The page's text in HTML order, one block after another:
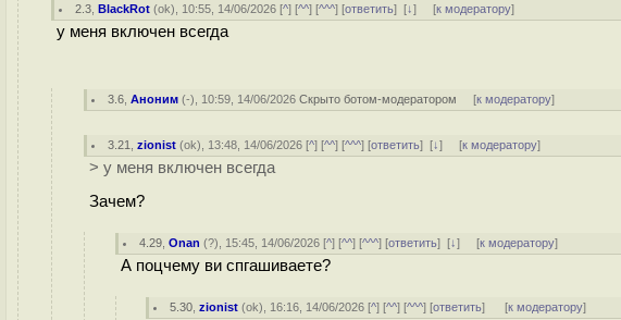
2.3 ,BlackRot (ok), 10:55, 14/06/2026 [^] [^^] [^^^] [ответить][↓] [к модератору]
у меня включен всегда
3.6 ,Аноним (-), 10:59, 14/06/2026Скрыто ботом-модератором [к модератору]
3.21 ,zionist (ok), 13:48, 14/06/2026 [^] [^^] [^^^] [ответить][↓] [к модератору]
> у меня включен всегда
Зачем?
4.29 ,Onan (?), 15:45, 14/06/2026 [^] [^^] [^^^] [ответить][↓] [к модератору]
А поцчему ви спгашиваете?
5.30 ,zionist (ok), 16:16, 14/06/2026 [^] [^^] [^^^] [ответить] [к модератору]